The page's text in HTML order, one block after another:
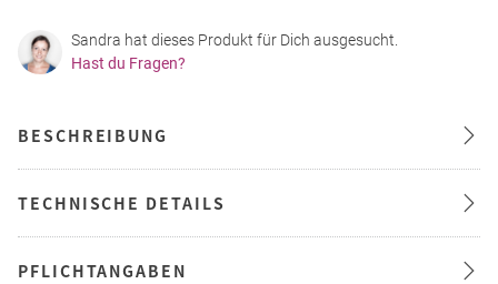
Sandra hat dieses Produkt für Dich ausgesucht.
Hast du Fragen?
BESCHREIBUNG
TECHNISCHE DETAILS
PFLICHTANGABEN